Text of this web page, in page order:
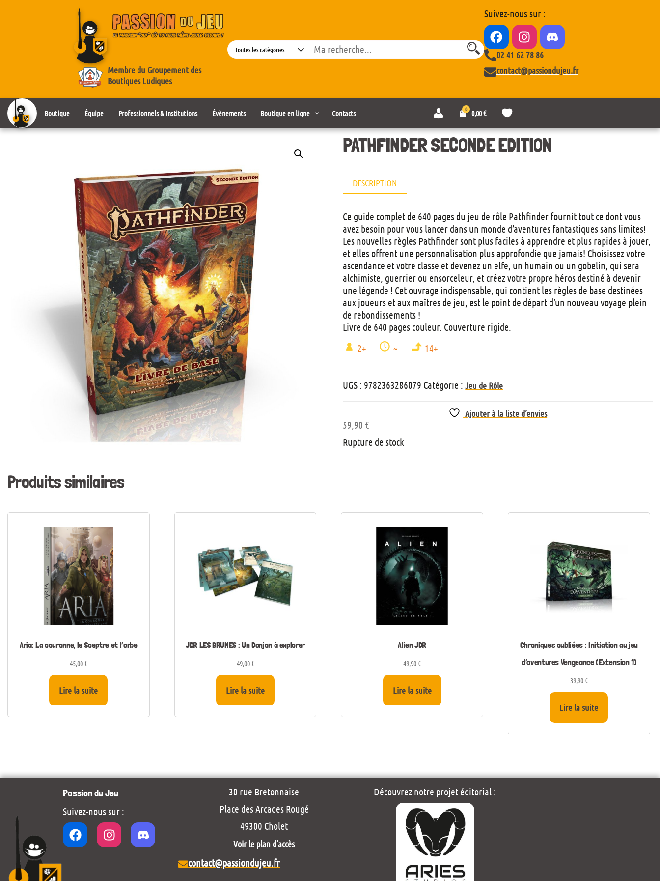
Membre du Groupement des
Boutiques Ludiques
Search
Suivez-nous sur :
02 41 62 78 86
contact@passiondujeu.fr
Boutique Équipe Professionnels & Institutions Évènements Boutique en ligne Contacts
n
c
o
m
0 0,00€
s
t
e
d
i
t
s
PATHFINDER SECONDE EDITION
DESCRIPTION
Ce guide complet de 640 pages du jeu de rôle Pathfinder fournit tout ce dont vous
avez besoin pour vous lancer dans un monde d’aventures fantastiques sans limites!
Les nouvelles règles Pathfinder sont plus faciles à apprendre et plus rapides à jouer,
et elles offrent une personnalisation plus approfondie que jamais! Choisissez votre
ascendance et votre classe et devenez un elfe, un humain ou un gobelin, qui sera
alchimiste, guerrier ou ensorceleur, et créez votre propre héros destiné à devenir
une légende ! Cet ouvrage indispensable, qui contient les règles de base destinées
aux joueurs et aux maîtres de jeu, est le point de départ d’un nouveau voyage plein
de rebondissements !
Livre de 640 pages couleur. Couverture rigide.
2+
~ 14+
UGS : 9782363286079 Catégorie :Jeu de Rôle
Ajouter à la liste d’envies
59,90€
Rupture de stock
Produits similaires
Aria: La couronne, le Sceptre et l’orbe
45,00€
Lire la suite
JDR LES BRUMES : Un Donjon à explorer
49,00€
Lire la suite
Alien JDR
49,90€
Lire la suite
Chroniques oubliées : Initiation au jeu
d’aventures Vengeance (Extension 1)
39,90€
Lire la suite
Passion du Jeu
Suivez-nous sur :
30 rue Bretonnaise
Place des Arcades Rougé
49300 Cholet
Voir le plan d’accès
contact@passiondujeu.fr
Découvrez notre projet éditorial :